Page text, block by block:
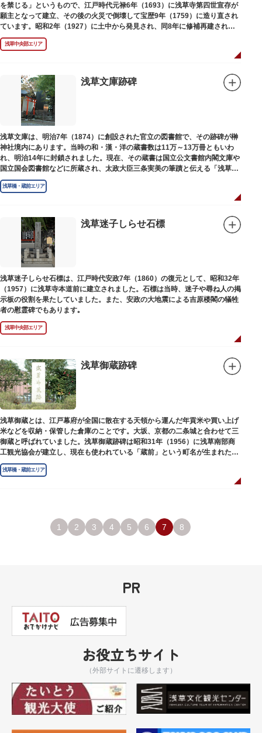
を禁じる」というもので、江戸時代元禄6年（1693）に浅草寺第四世宣存が
願主となって建立、その後の火災で倒壊して宝歴9年（1759）に造り直され
ています。昭和2年（1927）に土中から発見され、同8年に修補再建された
碑がどちらのものであるかは不明です。
浅草中央部エリア
浅草文庫跡碑
浅草文庫は、明治7年（1874）に創設された官立の図書館で、その跡碑が榊
神社境内にあります。当時の和・漢・洋の蔵書数は11万～13万冊ともいわ
れ、明治14年に封鎖されました。現在、その蔵書は国立公文書館内閣文庫や
国立国会図書館などに所蔵され、太政大臣三条実美の筆蹟と伝える「浅草文
庫」の朱印が押されています。
浅草橋・蔵前エリア
浅草迷子しらせ石標
浅草迷子しらせ石標は、江戸時代安政7年（1860）の復元として、昭和32年
（1957）に浅草寺本道前に建立されました。石標は当時、迷子や尋ね人の掲
示板の役割を果たしていました。また、安政の大地震による吉原楼閣の犠牲
者の慰霊碑でもあります｡
浅草中央部エリア
浅草御蔵跡碑
浅草御蔵とは、江戸幕府が全国に散在する天領から運んだ年貢米や買い上げ
米などを収納・保管した倉庫のことです。大坂、京都の二条城と合わせて三
御蔵と呼ばれていました。浅草御蔵跡碑は昭和31年（1956）に浅草南部商
工観光協会が建立し、現在も使われている「蔵前」という町名が生まれたの
は昭和9年（1934）のことです。
浅草橋・蔵前エリア
1 2 3 4 5 6 7 8
PR
お役立ちサイト
（外部サイトに遷移します）